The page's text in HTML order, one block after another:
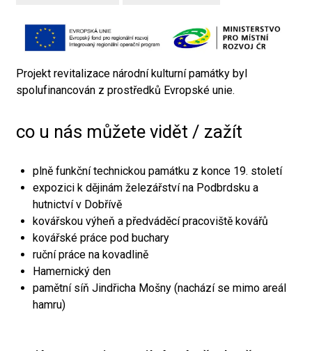
Projekt revitalizace národní kulturní památky byl
spolufinancován z prostředků Evropské unie.
co u nás můžete vidět / zažít
plně funkční technickou památku z konce 19. století
expozici k dějinám železářství na Podbrdsku a
hutnictví v Dobřívě
kovářskou výheň a předváděcí pracoviště kovářů
kovářské práce pod buchary
ruční práce na kovadlině
Hamernický den
pamětní síň Jindřicha Mošny (nachází se mimo areál
hamru)